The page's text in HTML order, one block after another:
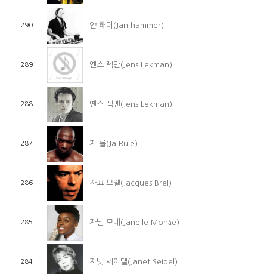
290 얀 해머(Jan hammer)
289 옌스 렉만(Jens Lekman)
288 옌스 렉맨(Jens Lekman)
287 자 룰(Ja Rule)
286 자끄 브렐(Jacques Brel)
285 자넬 모네(Janelle Monáe)
284 자넷 세이델(Janet Seidel)